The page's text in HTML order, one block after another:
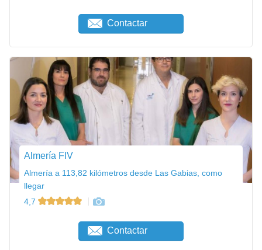
Contactar
Almería FIV
Almería a 113,82 kilómetros desde Las Gabias, como
llegar
4,7
Contactar